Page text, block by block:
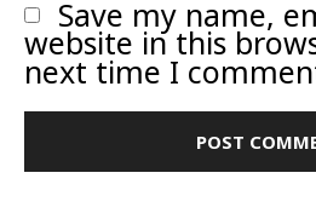
Save my name,
website in this
next time I